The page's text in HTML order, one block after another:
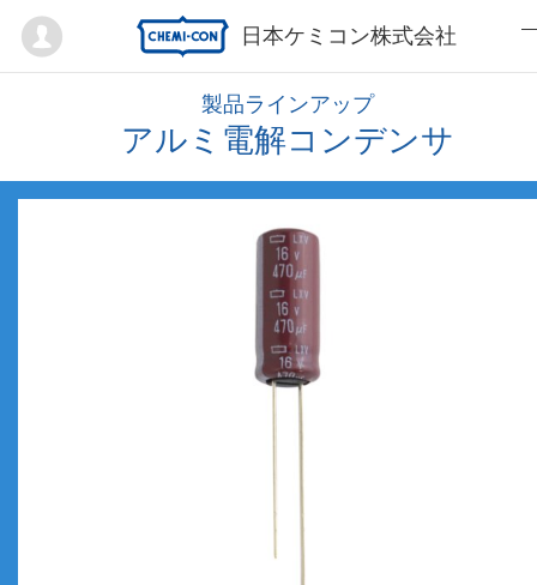
日本ケミコン株式会社
Mypage
製品ラインアップ
アルミ電解コンデンサ